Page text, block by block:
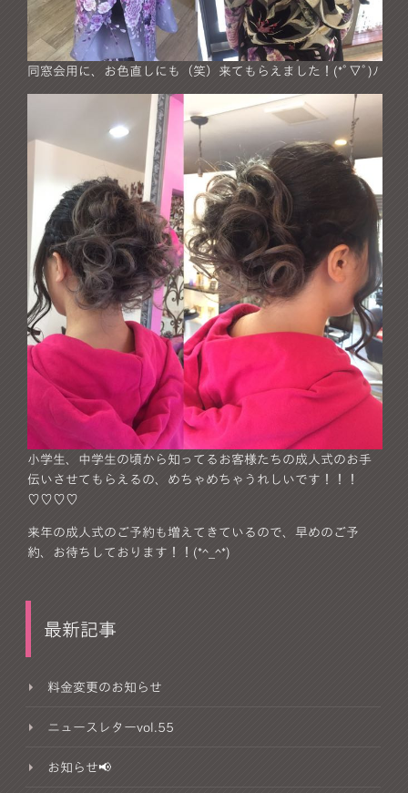
同窓会用に、お色直しにも（笑）来てもらえました！(*ﾟ▽ﾟ)ﾉ
小学生、中学生の頃から知ってるお客様たちの成人式のお手
伝いさせてもらえるの、めちゃめちゃうれしいです！！！
♡♡♡♡
来年の成人式のご予約も増えてきているので、早めのご予
約、お待ちしております！！(*^_^*)
最新記事
料金変更のお知らせ
ニュースレターvol.55
お知らせ📢